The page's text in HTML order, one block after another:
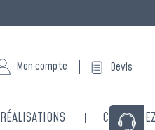
Mon compte Devis
RÉALISATIONS